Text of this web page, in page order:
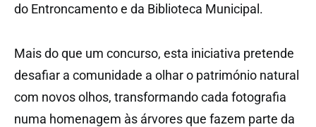
do Entroncamento e da Biblioteca Municipal.
Mais do que um concurso, esta iniciativa pretende
desafiar a comunidade a olhar o património natural
com novos olhos, transformando cada fotografia
numa homenagem às árvores que fazem parte da